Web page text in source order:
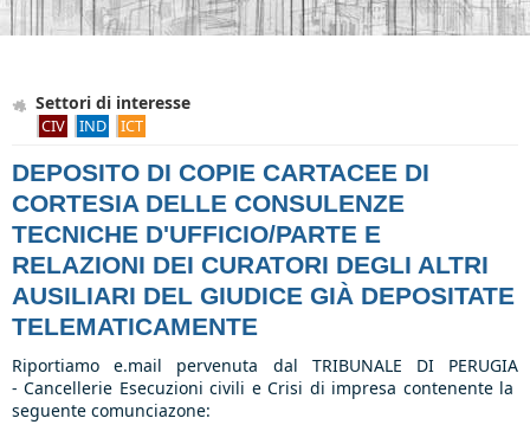
Settori di interesse
CIV IND ICT
DEPOSITO DI COPIE CARTACEE DI
CORTESIA DELLE CONSULENZE
TECNICHE D'UFFICIO/PARTE E
RELAZIONI DEI CURATORI DEGLI ALTRI
AUSILIARI DEL GIUDICE GIÀ DEPOSITATE
TELEMATICAMENTE
Riportiamo e.mail pervenuta dal TRIBUNALE DI PERUGIA
- Cancellerie Esecuzioni civili e Crisi di impresa contenente la
seguente comunciazone: